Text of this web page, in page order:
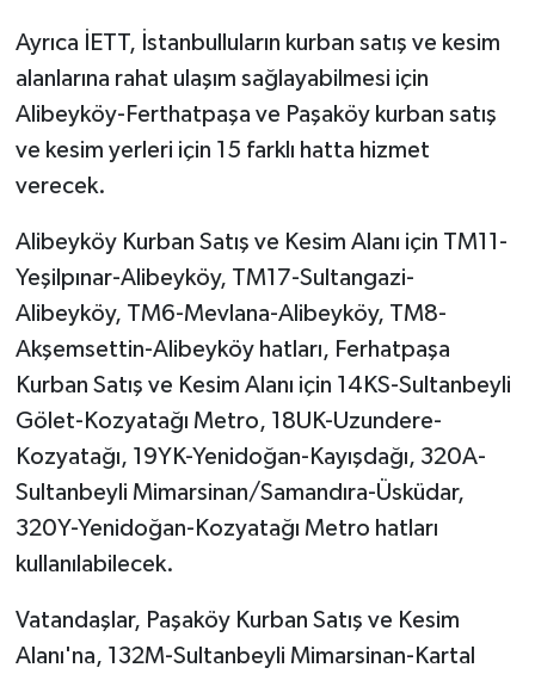
Ayrıca İETT, İstanbulluların kurban satış ve kesim
alanlarına rahat ulaşım sağlayabilmesi için
Alibeyköy-Ferthatpaşa ve Paşaköy kurban satış
ve kesim yerleri için 15 farklı hatta hizmet
verecek.
Alibeyköy Kurban Satış ve Kesim Alanı için TM11-
Yeşilpınar-Alibeyköy, TM17-Sultangazi-
Alibeyköy, TM6-Mevlana-Alibeyköy, TM8-
Akşemsettin-Alibeyköy hatları, Ferhatpaşa
Kurban Satış ve Kesim Alanı için 14KS-Sultanbeyli
Gölet-Kozyatağı Metro, 18UK-Uzundere-
Kozyatağı, 19YK-Yenidoğan-Kayışdağı, 320A-
Sultanbeyli Mimarsinan/Samandıra-Üsküdar,
320Y-Yenidoğan-Kozyatağı Metro hatları
kullanılabilecek.
Vatandaşlar, Paşaköy Kurban Satış ve Kesim
Alanı'na, 132M-Sultanbeyli Mimarsinan-Kartal